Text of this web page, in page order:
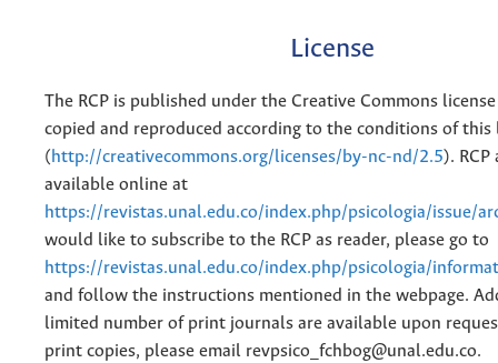
License
The RCP is published under the Creative Commons
copied and reproduced according to the conditions of this
(http://creativecommons.org/licenses/by-nc-nd/2.5).
available online at
https://revistas.unal.edu.co/index.php/psicologia/issue/
would like to subscribe to the RCP as reader, please go to
https://revistas.unal.edu.co/index.php/psicologia/
and follow the instructions mentioned in the webpage.
limited number of print journals are available upon
print copies, please email revpsico_fchbog@unal.edu.co.